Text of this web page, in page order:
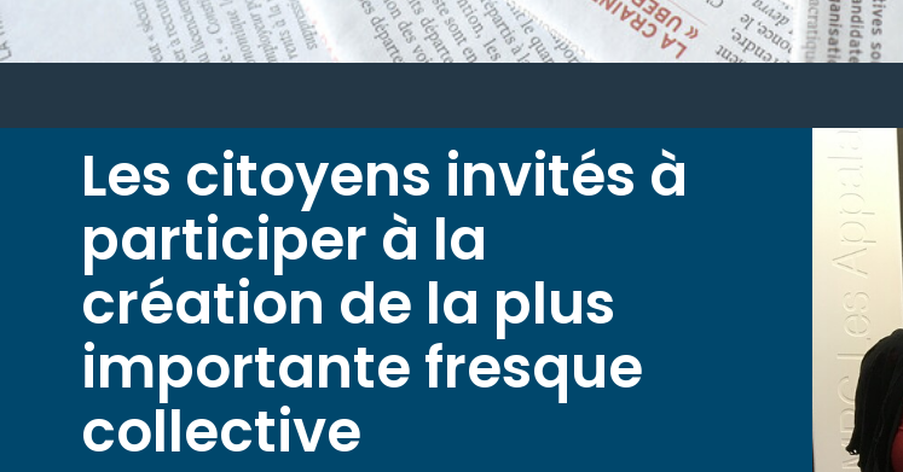
Les citoyens invités à
participer à la
création de la plus
importante fresque
collective